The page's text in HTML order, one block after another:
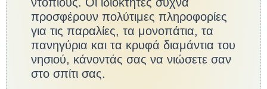
προσφέρουν πολύτιμες πληροφορίες
για τις παραλίες, τα μονοπάτια, τα
πανηγύρια και τα κρυφά διαμάντια του
νησιού, κάνοντάς σας να νιώσετε σαν
στο σπίτι σας.